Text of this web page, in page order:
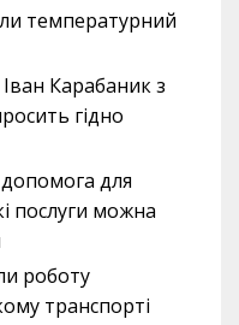
температурний
Карабаник з
гідно
для
послуги можна
роботу
транспорті